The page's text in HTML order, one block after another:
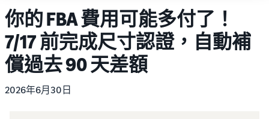
你的 FBA 費用可能多付了！
7/17 前完成尺寸認證，自動補
償過去 90 天差額
2026年6月30日